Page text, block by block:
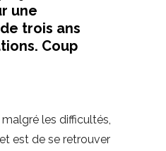
une
trois ans
Coup
les difficultés,
est de se retrouver